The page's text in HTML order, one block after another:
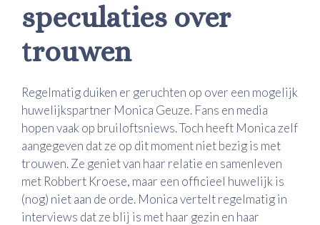
speculaties over
trouwen
Regelmatig duiken er geruchten op over een mogelijk
huwelijkspartner Monica Geuze. Fans en media
hopen vaak op bruiloftsniews. Toch heeft Monica zelf
aangegeven dat ze op dit moment niet bezig is met
trouwen. Ze geniet van haar relatie en samenleven
met Robbert Kroese, maar een officieel huwelijk is
(nog) niet aan de orde. Monica vertelt regelmatig in
interviews dat ze blij is met haar gezin en haar